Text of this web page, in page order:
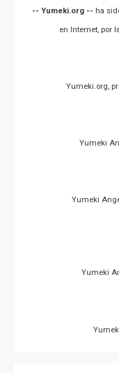
-- Yumeki.org -- ha
en Internet, por
Yumeki.org,
Yumeki
Yumeki
Yumeki